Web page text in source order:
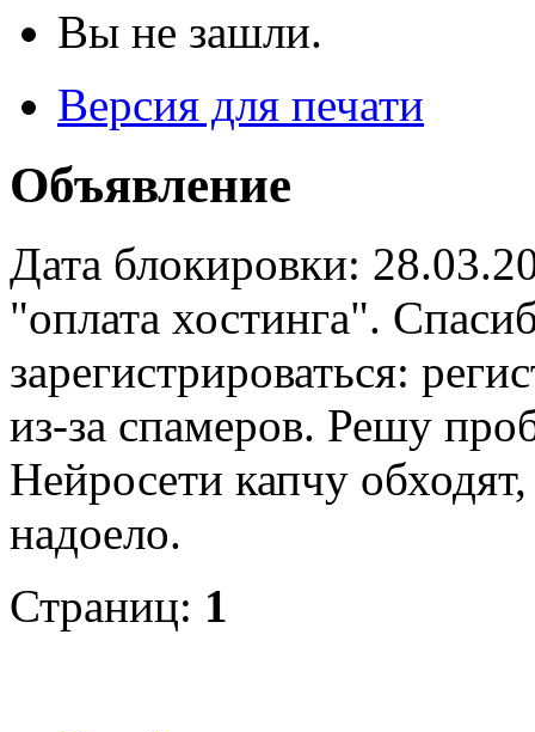
Вы не зашли.
Версия для печати
Объявление
Дата блокировки:
"оплата хостинга".
зарегистрироваться:
из-за спамеров. Решу
Нейросети капчу
надоело.
Страниц: 1